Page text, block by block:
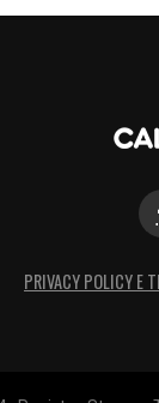
PRIVACY POLICY E